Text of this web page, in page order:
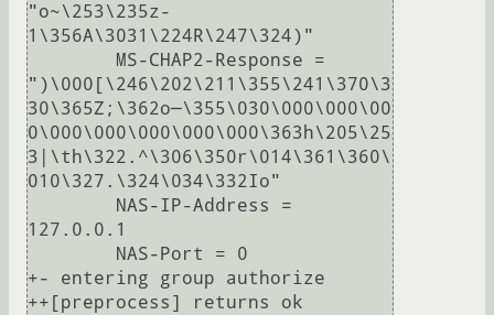
"o~\253\235z-
1\356A\3031\224R\247\324)"
")\000[\246\202\211\355\241\370\3
30\365Z;\362о─\355\030\000\000\00
0\000\000\000\000\000\363h\205\25
3|\th\322.^\306\350r\014\361\360\
010\327.\324\034\332Io"
127.0.0.1
+- entering group authorize
++[preprocess] returns ok